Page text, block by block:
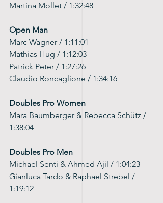
Martina Mollet / 1:32:48
Open Man
Marc Wagner / 1:11:01
Mathias Hug / 1:12:03
Patrick Peter / 1:27:26
Claudio Roncaglione / 1:34:16
Doubles Pro Women
Mara Baumberger & Rebecca Schütz /
1:38:04
Doubles Pro Men
Michael Senti & Ahmed Ajil / 1:04:23
Gianluca Tardo & Raphael Strebel /
1:19:12